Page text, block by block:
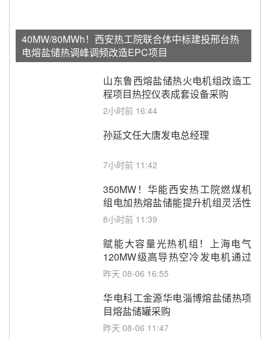
40MW/80MWh！西安热工院联合体中标建投邢台热
电熔盐储热调峰调频改造EPC项目
山东鲁西熔盐储热火电机组改造工
程项目热控仪表成套设备采购
2小时前 16:44
孙延文任大唐发电总经理
7小时前 11:42
350MW！华能西安热工院燃煤机
组电加热熔盐储能提升机组灵活性
改造项目初步设计第三方评审服务
8小时前 11:39
赋能大容量光热机组！上海电气
120MW级高导热空冷发电机通过
型式试验
昨天 08-06 16:55
华电科工金源华电淄博熔盐储热项
目熔盐储罐采购
昨天 08-06 11:47